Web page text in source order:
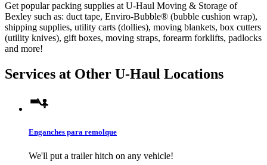
Get popular packing supplies at U-Haul Moving & Storage of
Bexley such as: duct tape, Enviro-Bubble® (bubble cushion wrap),
shipping supplies, utility carts (dollies), moving blankets, box cutters
(utility knives), gift boxes, moving straps, forearm forklifts, padlocks
and more!
Services at Other U-Haul Locations
Enganches para remolque
We'll put a trailer hitch on any vehicle!